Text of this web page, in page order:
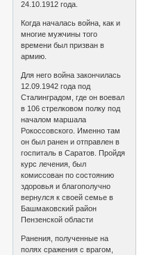
24.10.1912 года.
Когда началась война, как и
многие мужчины того
времени был призван в
армию.
Для него война закончилась
12.09.1942 года под
Сталинградом, где он воевал
в 106 стрелковом полку под
началом маршала
Рокоссовского. Именно там
он был ранен и отправлен в
госпиталь в Саратов. Пройдя
курс лечения, был
комиссован по состоянию
здоровья и благополучно
вернулся к своей семье в
Башмаковский район
Пензенской области
Ранения, полученные на
полях сражения с врагом,